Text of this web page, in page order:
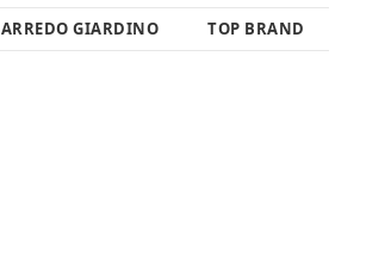
ARREDO GIARDINO TOP BRAND